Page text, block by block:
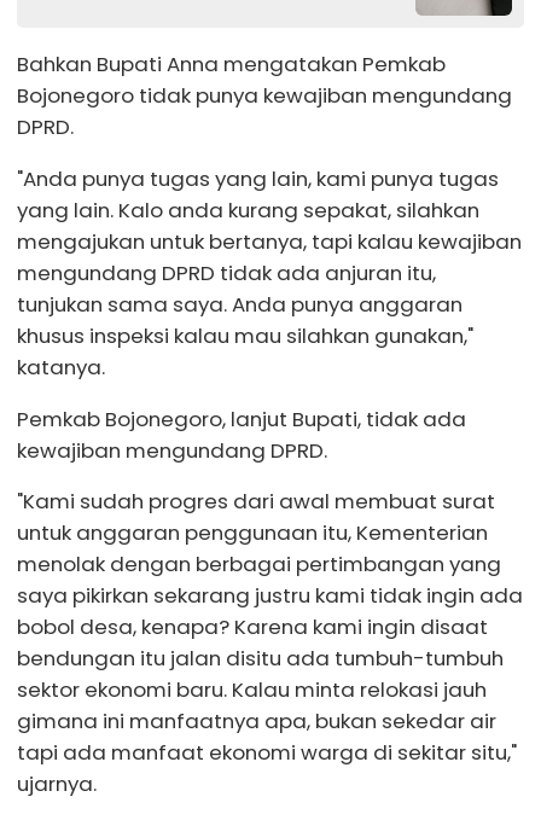
Bahkan Bupati Anna mengatakan Pemkab
Bojonegoro tidak punya kewajiban mengundang
DPRD.
"Anda punya tugas yang lain, kami punya tugas
yang lain. Kalo anda kurang sepakat, silahkan
mengajukan untuk bertanya, tapi kalau kewajiban
mengundang DPRD tidak ada anjuran itu,
tunjukan sama saya. Anda punya anggaran
khusus inspeksi kalau mau silahkan gunakan,"
katanya.
Pemkab Bojonegoro, lanjut Bupati, tidak ada
kewajiban mengundang DPRD.
"Kami sudah progres dari awal membuat surat
untuk anggaran penggunaan itu, Kementerian
menolak dengan berbagai pertimbangan yang
saya pikirkan sekarang justru kami tidak ingin ada
bobol desa, kenapa? Karena kami ingin disaat
bendungan itu jalan disitu ada tumbuh-tumbuh
sektor ekonomi baru. Kalau minta relokasi jauh
gimana ini manfaatnya apa, bukan sekedar air
tapi ada manfaat ekonomi warga di sekitar situ,"
ujarnya.